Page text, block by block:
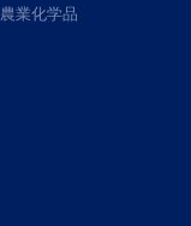
農業化学品